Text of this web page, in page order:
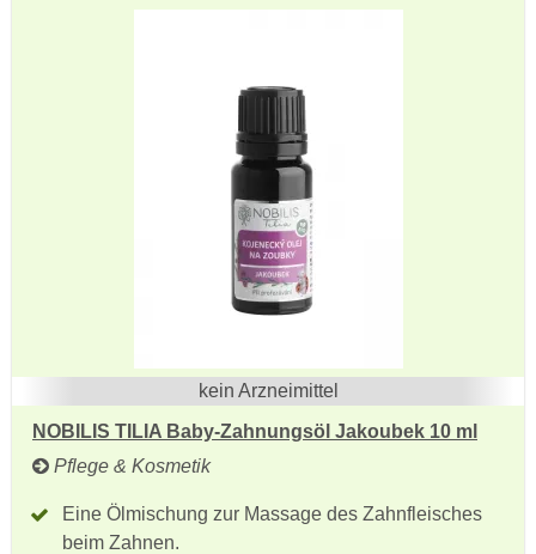
kein Arzneimittel
NOBILIS TILIA Baby-Zahnungsöl Jakoubek 10 ml
Pflege & Kosmetik
Eine Ölmischung zur Massage des Zahnfleisches
beim Zahnen.